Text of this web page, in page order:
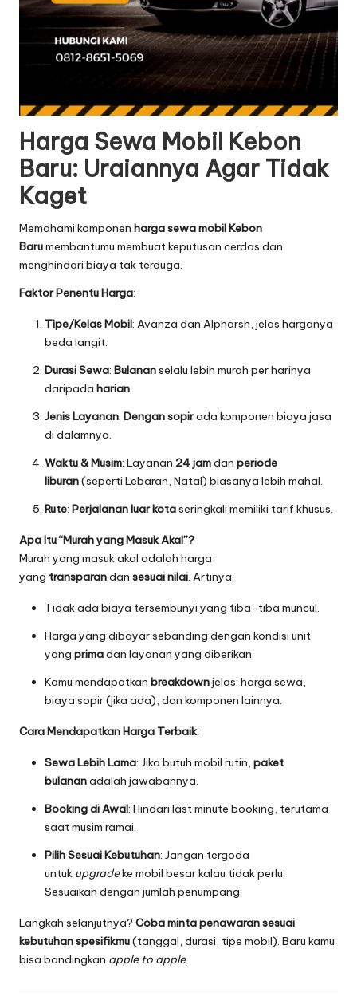
Harga Sewa Mobil Kebon
Baru: Uraiannya Agar Tidak
Kaget
Memahami komponen harga sewa mobil Kebon
Barumembantumu membuat keputusan cerdas dan
menghindari biaya tak terduga.
Faktor Penentu Harga:
Tipe/Kelas Mobil: Avanza dan Alpharsh, jelas harganya
beda langit.
Durasi Sewa: Bulananselalu lebih murah per harinya
daripada harian.
Jenis Layanan: Dengan sopirada komponen biaya jasa
di dalamnya.
Waktu & Musim: Layanan 24 jamdan periode
liburan(seperti Lebaran, Natal) biasanya lebih mahal.
Rute: Perjalanan luar kotaseringkali memiliki tarif khusus.
Apa Itu “Murah yang Masuk Akal”?
Murah yang masuk akal adalah harga
yang transparandan sesuai nilai. Artinya:
Tidak ada biaya tersembunyi yang tiba-tiba muncul.
Harga yang dibayar sebanding dengan kondisi unit
yang primadan layanan yang diberikan.
Kamu mendapatkan breakdownjelas: harga sewa,
biaya sopir (jika ada), dan komponen lainnya.
Cara Mendapatkan Harga Terbaik:
Sewa Lebih Lama: Jika butuh mobil rutin, paket
bulananadalah jawabannya.
Booking di Awal: Hindari last minute booking, terutama
saat musim ramai.
Pilih Sesuai Kebutuhan: Jangan tergoda
untuk upgradeke mobil besar kalau tidak perlu.
Sesuaikan dengan jumlah penumpang.
Langkah selanjutnya? Coba minta penawaran sesuai
kebutuhan spesifikmu(tanggal, durasi, tipe mobil). Baru kamu
bisa bandingkan apple to apple.